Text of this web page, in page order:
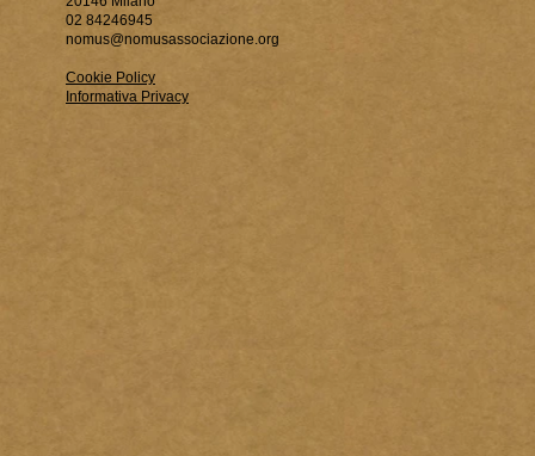
02 84246945
nomus@nomusassociazione.org
Cookie Policy
Informativa Privacy